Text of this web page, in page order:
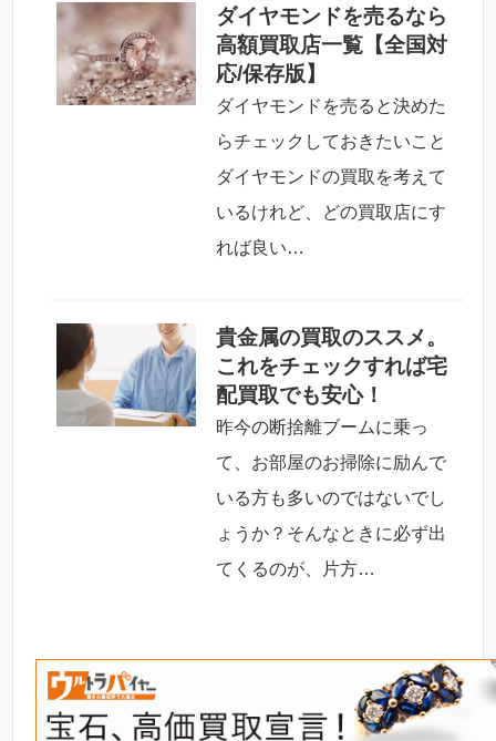
ダイヤモンドを売るなら
高額買取店一覧【全国対
応/保存版】
ダイヤモンドを売ると決めた
らチェックしておきたいこと
ダイヤモンドの買取を考えて
いるけれど、どの買取店にす
れば良い…
貴金属の買取のススメ。
これをチェックすれば宅
配買取でも安心！
昨今の断捨離ブームに乗っ
て、お部屋のお掃除に励んで
いる方も多いのではないでし
ょうか？そんなときに必ず出
てくるのが、片方…